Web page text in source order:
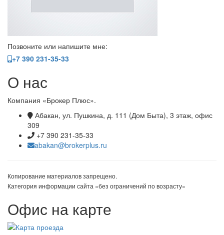
Позвоните или напишите мне:
+7 390 231-35-33
О нас
Компания «Брокер Плюс».
Абакан, ул. Пушкина, д. 111 (Дом Быта), 3 этаж, офис
309
+7 390 231-35-33
abakan@brokerplus.ru
Копирование материалов запрещено.
Категория информации сайта «без ограничений по возрасту»
Офис на карте